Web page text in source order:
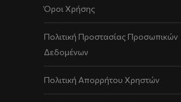
Όροι Χρήσης
Πολιτική Προστασίας Προσωπικών
Δεδομένων
Πολιτική Απορρήτου Χρηστών